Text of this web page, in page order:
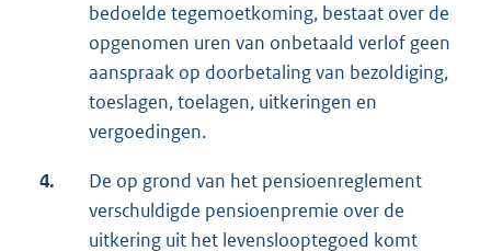
bedoelde tegemoetkoming, bestaat over de
opgenomen uren van onbetaald verlof geen
aanspraak op doorbetaling van bezoldiging,
toeslagen, toelagen, uitkeringen en
vergoedingen.
4.
De op grond van het pensioenreglement
verschuldigde pensioenpremie over de
uitkering uit het levenslooptegoed komt